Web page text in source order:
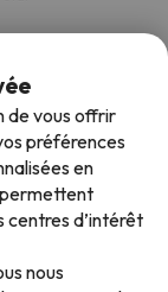
de vous offrir
préférences
en
centres d’intérêt
nous